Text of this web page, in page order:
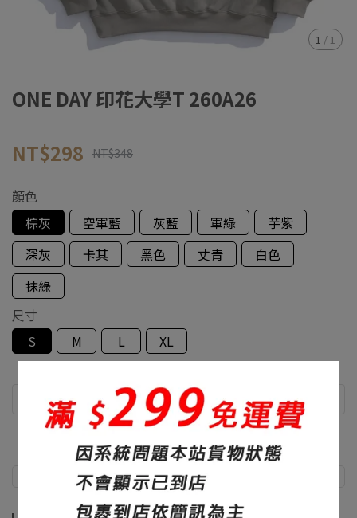
1 / 1
ONE DAY 印花大學T 260A26
NT$298 NT$348
顏色
棕灰
空軍藍 灰藍 軍綠
芋紫
深灰
卡其 黑色 丈青
白色
抹綠
尺寸
S
M L XL
商品介紹